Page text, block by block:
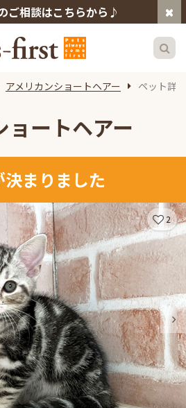
ご相談はこちらから♪
アメリカンショートヘアー ペット詳細
ョートヘアー
決まりました
2